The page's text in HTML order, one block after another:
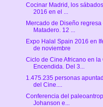
Cocinar Madrid, los
2016 en el ...
Mercado de Diseño
Matadero. 12 ...
Expo Halal Spain 2016 en
de noviembre
Ciclo de Cine Africano en la
Encendida. Del 3...
1.475.235 personas
del Cine....
Conferencia del
Johanson e...